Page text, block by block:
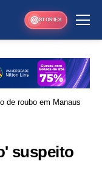
STORIES
de roubo em Manaus
suspeito